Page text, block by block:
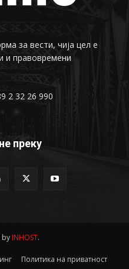
за вести, чија цел е
и правовремени
2 32 26 990
преку
by INHOST.
Политика на приватност